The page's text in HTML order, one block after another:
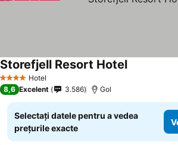
4 Stele Hotel
Storefjell Resort Hotel
8,6 Excelent 3.586 Gol
Selectați datele pentru a vedea
prețurile exacte